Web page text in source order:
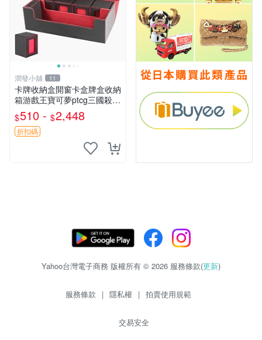
潤發小舖 11
卡牌收納盒開窗卡盒牌盒收納
箱游戲王寶可夢ptcg三國殺海
賊王dtcg
$510 - $2,448
折扣碼
Yahoo台灣電子商務 版權所有 © 2026 服務條款(更新)
服務條款 | 隱私權 | 拍賣使用規範
交易安全